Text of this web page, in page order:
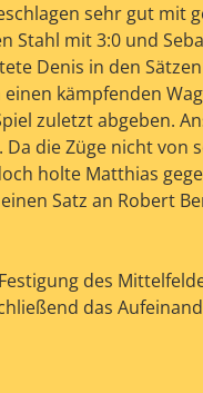
sehr gut mit
Stahl mit 3:0 und
Denis in den
kämpfenden
zuletzt abgeben.
die Züge nicht von
holte Matthias
Satz an Robert
des
das